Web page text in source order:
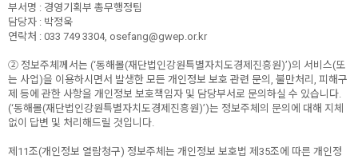
부서명 : 경영기획부 총무행정팀
담당자 : 박정욱
연락처 : 033 749 3304, osefang@gwep.or.kr
② 정보주체께서는 (‘동해몰(재단법인강원특별자치도경제진흥원)’)의 서비스(또
는 사업)을 이용하시면서 발생한 모든 개인정보 보호 관련 문의, 불만처리, 피해구
제 등에 관한 사항을 개인정보 보호책임자 및 담당부서로 문의하실 수 있습니다.
(‘동해몰(재단법인강원특별자치도경제진흥원)’)는 정보주체의 문의에 대해 지체
없이 답변 및 처리해드릴 것입니다.
제11조(개인정보 열람청구) 정보주체는 개인정보 보호법 제35조에 따른 개인정